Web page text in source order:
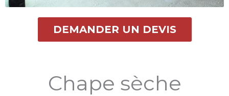
DEMANDER UN DEVIS
Chape sèche